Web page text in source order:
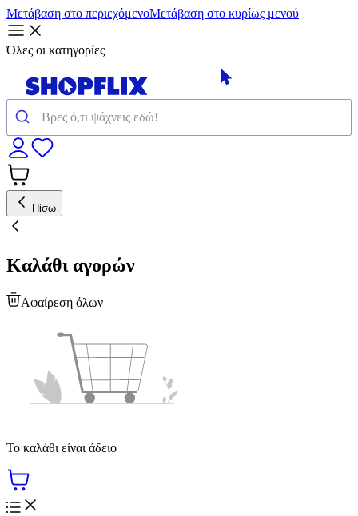
Μετάβαση στο περιεχόμενοΜετάβαση στο κυρίως μενού
Όλες οι κατηγορίες
Πίσω
Καλάθι αγορών
Αφαίρεση όλων
Το καλάθι είναι άδειο